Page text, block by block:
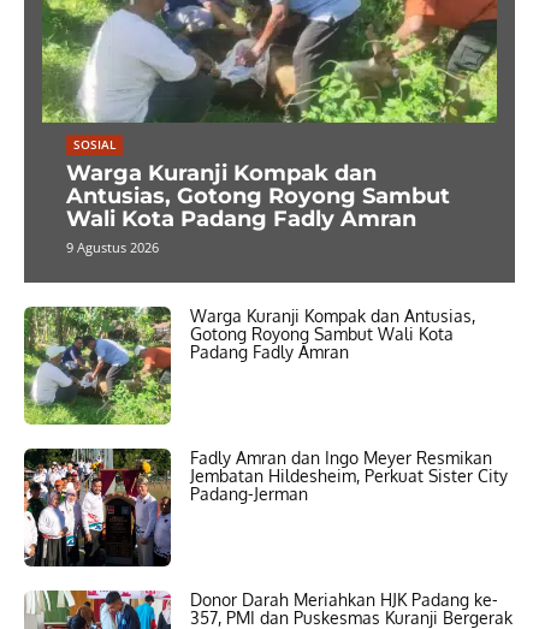
SOSIAL
Warga Kuranji Kompak dan
Antusias, Gotong Royong Sambut
Wali Kota Padang Fadly Amran
9 Agustus 2026
Warga Kuranji Kompak dan Antusias,
Gotong Royong Sambut Wali Kota
Padang Fadly Amran
Fadly Amran dan Ingo Meyer Resmikan
Jembatan Hildesheim, Perkuat Sister City
Padang-Jerman
Donor Darah Meriahkan HJK Padang ke-
357, PMI dan Puskesmas Kuranji Bergerak